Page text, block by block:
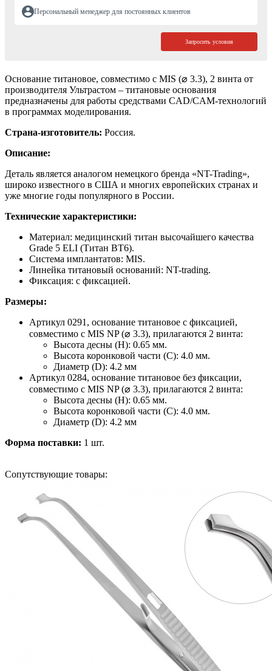
Персональный менеджер для постоянных клиентов
Запросить условия
Основание титановое, совместимо с MIS (⌀ 3.3), 2 винта от
производителя Ультрастом – титановые основания
предназначены для работы средствами CAD/CAM-технологий
в программах моделирования.
Страна-изготовитель: Россия.
Описание:
Деталь является аналогом немецкого бренда «NT-Trading»,
широко известного в США и многих европейских странах и
уже многие годы популярного в России.
Технические характеристики:
Материал: медицинский титан высочайшего качества
Grade 5 ELI (Титан ВТ6).
Система имплантатов: MIS.
Линейка титановый оснований: NT-trading.
Фиксация: с фиксацией.
Размеры:
Артикул 0291, основание титановое с фиксацией,
совместимо с MIS NP (⌀ 3.3), прилагаются 2 винта:
Высота десны (H): 0.65 мм.
Высота коронковой части (C): 4.0 мм.
Диаметр (D): 4.2 мм
Артикул 0284, основание титановое без фиксации,
совместимо с MIS NP (⌀ 3.3), прилагаются 2 винта:
Высота десны (H): 0.65 мм.
Высота коронковой части (C): 4.0 мм.
Диаметр (D): 4.2 мм
Форма поставки: 1 шт.
Сопутствующие товары: